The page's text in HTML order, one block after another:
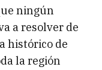
ningún
a resolver de
histórico de
la región